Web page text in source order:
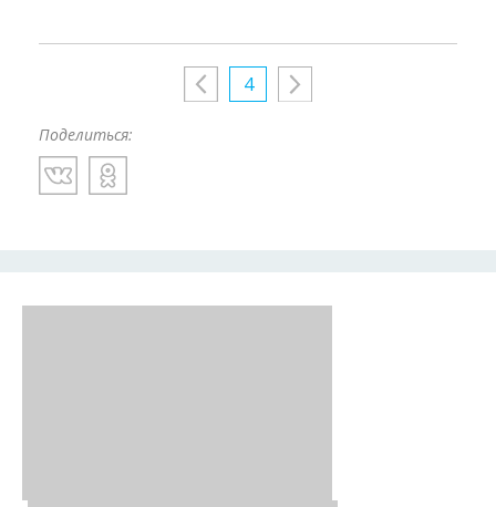
4
Поделиться: